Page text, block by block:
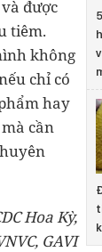
được
tiêm.
không
chỉ có
hay
cần
Hoa Kỳ,
GAVI